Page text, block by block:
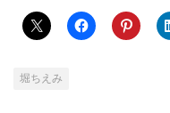
堀ちえみ